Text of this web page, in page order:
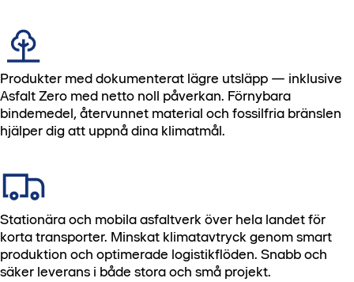
Produkter med dokumenterat lägre utsläpp — inklusive
Asfalt Zero med netto noll påverkan. Förnybara
bindemedel, återvunnet material och fossilfria bränslen
hjälper dig att uppnå dina klimatmål.
Stationära och mobila asfaltverk över hela landet för
korta transporter. Minskat klimatavtryck genom smart
produktion och optimerade logistikflöden. Snabb och
säker leverans i både stora och små projekt.